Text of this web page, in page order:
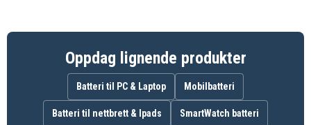
Oppdag lignende produkter
Batteri til PC & Laptop Mobilbatteri
Batteri til nettbrett & Ipads SmartWatch batteri